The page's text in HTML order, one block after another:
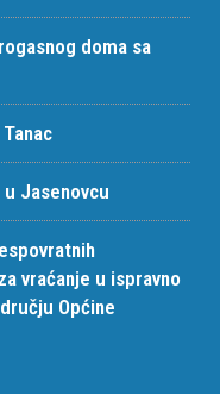
doma sa
Jasenovcu
vraćanje u ispravno
Općine